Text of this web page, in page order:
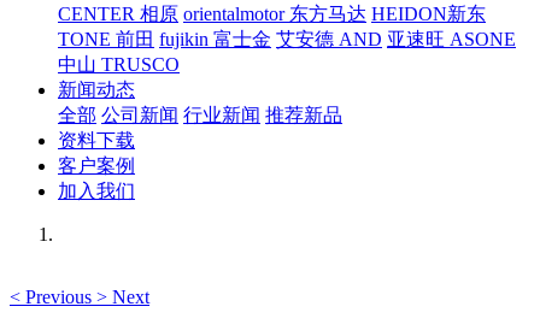
CENTER 相原 orientalmotor 东方马达 HEIDON新东
TONE 前田 fujikin 富士金 艾安德 AND 亚速旺 ASONE
中山 TRUSCO
新闻动态
全部 公司新闻 行业新闻 推荐新品
资料下载
客户案例
加入我们
< Previous > Next